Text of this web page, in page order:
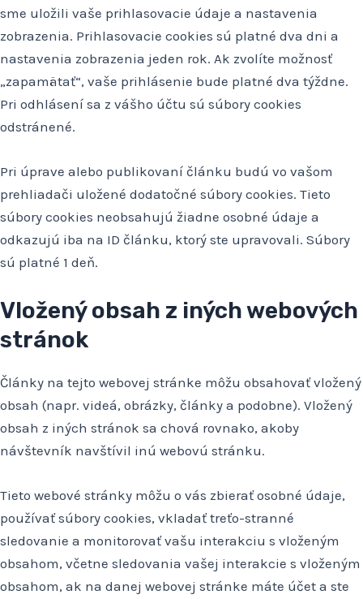
sme uložili vaše prihlasovacie údaje a nastavenia
zobrazenia. Prihlasovacie cookies sú platné dva dni a
nastavenia zobrazenia jeden rok. Ak zvolíte možnosť
„zapamätať“, vaše prihlásenie bude platné dva týždne.
Pri odhlásení sa z vášho účtu sú súbory cookies
odstránené.
Pri úprave alebo publikovaní článku budú vo vašom
prehliadači uložené dodatočné súbory cookies. Tieto
súbory cookies neobsahujú žiadne osobné údaje a
odkazujú iba na ID článku, ktorý ste upravovali. Súbory
sú platné 1 deň.
Vložený obsah z iných webových
stránok
Články na tejto webovej stránke môžu obsahovať vložený
obsah (napr. videá, obrázky, články a podobne). Vložený
obsah z iných stránok sa chová rovnako, akoby
návštevník navštívil inú webovú stránku.
Tieto webové stránky môžu o vás zbierať osobné údaje,
používať súbory cookies, vkladať treťo-stranné
sledovanie a monitorovať vašu interakciu s vloženým
obsahom, včetne sledovania vašej interakcie s vloženým
obsahom, ak na danej webovej stránke máte účet a ste